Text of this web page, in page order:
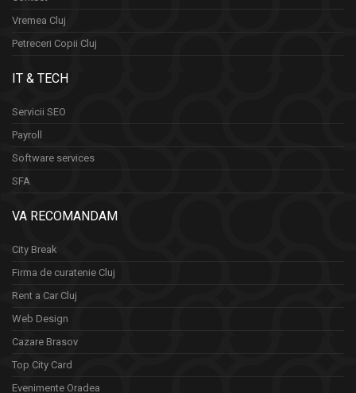
Vremea Cluj
Petreceri Copii Cluj
IT & TECH
Servicii SEO
Payroll
Software services
SFA
VA RECOMANDAM
City Break
Firma de curatenie Cluj
Rent a Car Cluj
Web Design
Cazare Brasov
Top City Card
Evenimente Oradea